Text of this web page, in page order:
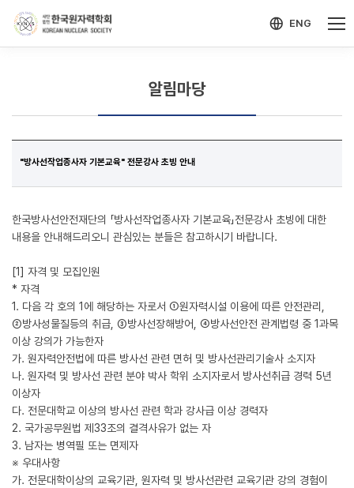
ENG
알림마당
"방사선작업종사자 기본교육" 전문강사 초빙 안내
한국방사선안전재단의 「방사선작업종사자 기본교육」전문강사 초빙에 대한
내용을 안내해드리오니 관심있는 분들은 참고하시기 바랍니다.
[1] 자격 및 모집인원
* 자격
1. 다음 각 호의 1에 해당하는 자로서 ①원자력시설 이용에 따른 안전관리,
②방사성물질등의 취급, ③방사선장해방어, ④방사선안전 관계법령 중 1과목
이상 강의가 가능한자
가. 원자력안전법에 따른 방사선 관련 면허 및 방사선관리기술사 소지자
나. 원자력 및 방사선 관련 분야 박사 학위 소지자로서 방사선취급 경력 5년
이상자
다. 전문대학교 이상의 방사선 관련 학과 강사급 이상 경력자
2. 국가공무원법 제33조의 결격사유가 없는 자
3. 남자는 병역필 또는 면제자
※ 우대사항
가. 전문대학이상의 교육기관, 원자력 및 방사선관련 교육기관 강의 경험이